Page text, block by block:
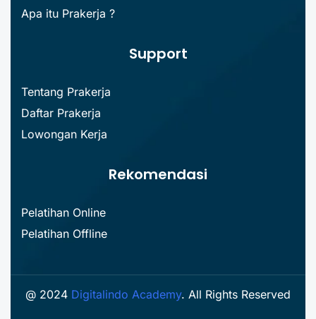
Apa itu Prakerja ?
Support
Tentang Prakerja
Daftar Prakerja
Lowongan Kerja
Rekomendasi
Pelatihan Online
Pelatihan Offline
@ 2024 Digitalindo Academy. All Rights Reserved